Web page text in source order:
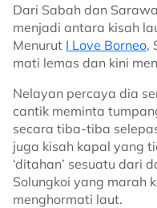
Dari Sabah dan
menjadi antara kisah
Menurut I Love Borneo,
mati lemas dan kini
Nelayan percaya dia
cantik meminta
secara tiba-tiba
juga kisah kapal yang
‘ditahan’ sesuatu dari
Solungkoi yang marah
menghormati laut.